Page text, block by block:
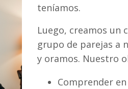
teníamos.
Luego, creamos un
grupo de parejas a
y oramos. Nuestro
Comprender